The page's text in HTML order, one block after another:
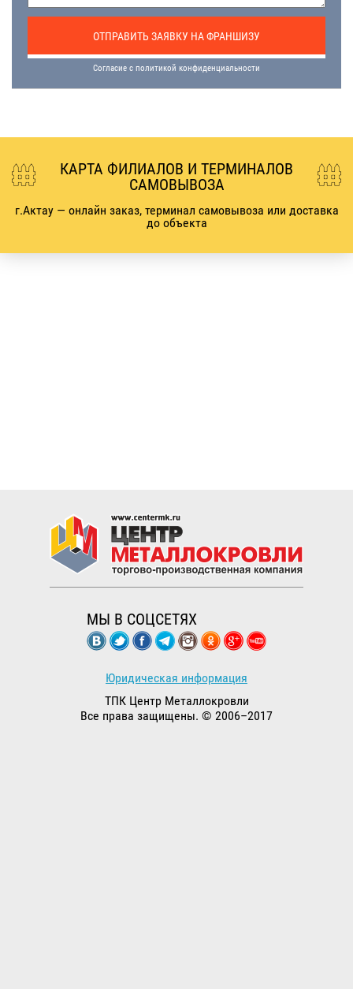
ОТПРАВИТЬ ЗАЯВКУ НА ФРАНШИЗУ
Согласие с политикой конфиденциальности
КАРТА ФИЛИАЛОВ И ТЕРМИНАЛОВ
САМОВЫВОЗА
г.Актау— онлайн заказ, терминал самовывоза или доставка
до объекта
МЫ В СОЦСЕТЯХ
Юридическая информация
ТПК Центр Металлокровли
Все права защищены. © 2006–2017